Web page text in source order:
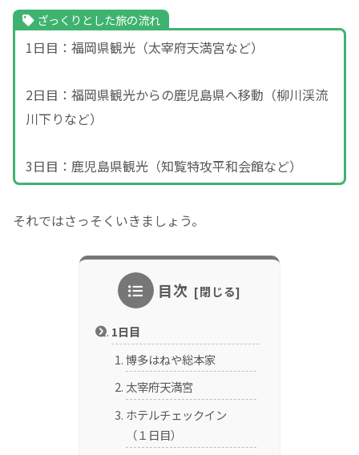
ざっくりとした旅の流れ
1日目：福岡県観光（太宰府天満宮など）
2日目：福岡県観光からの鹿児島県へ移動（柳川渓流
川下りなど）
3日目：鹿児島県観光（知覧特攻平和会館など）
それではさっそくいきましょう。
目次
1日目
博多はねや総本家
太宰府天満宮
ホテルチェックイン
（１日目）